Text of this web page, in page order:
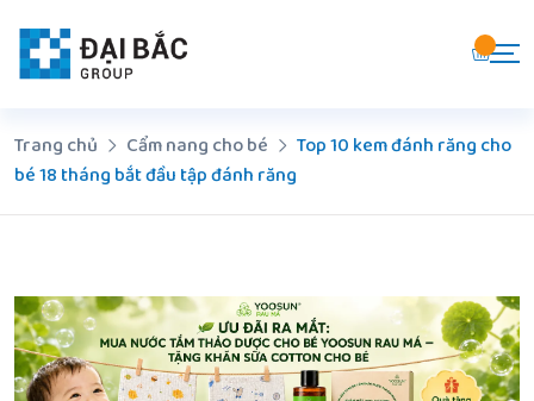
đến
nội
Trang chủ
Cẩm nang cho bé
Top 10 kem đánh răng cho
bé 18 tháng bắt đầu tập đánh răng